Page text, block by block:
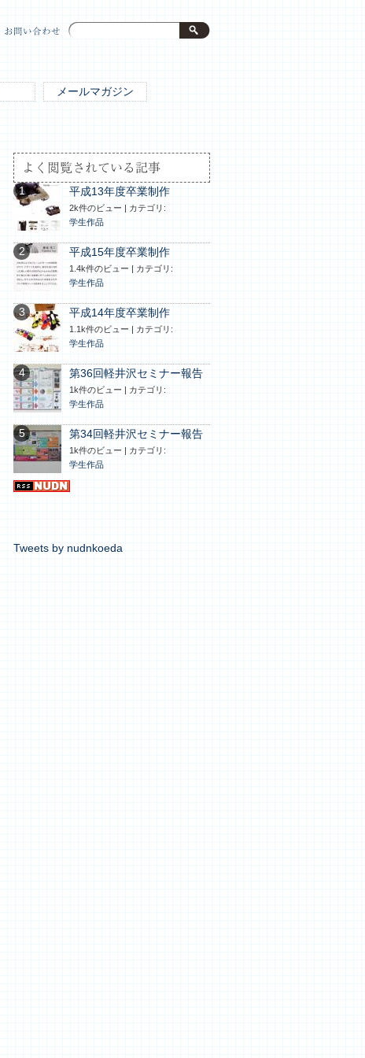
お問い合わせ
メールマガジン
よく閲覧されている記事
平成13年度卒業制作
2k件のビュー | カテゴリ:
学生作品
平成15年度卒業制作
1.4k件のビュー | カテゴリ:
学生作品
平成14年度卒業制作
1.1k件のビュー | カテゴリ:
学生作品
第36回軽井沢セミナー報告
1k件のビュー | カテゴリ:
学生作品
第34回軽井沢セミナー報告
1k件のビュー | カテゴリ:
学生作品
Tweets by nudnkoeda